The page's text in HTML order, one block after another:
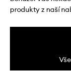
produkty z naší